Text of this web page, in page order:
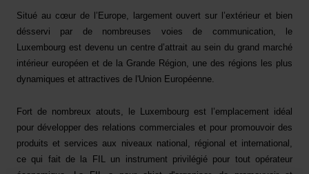
Situé au cœur de l’Europe, largement ouvert sur l’extérieur et bien
désservi par de nombreuses voies de communication, le
Luxembourg est devenu un centre d’attrait au sein du grand marché
intérieur européen et de la Grande Région, une des régions les plus
dynamiques et attractives de l'Union Européenne.
Fort de nombreux atouts, le Luxembourg est l’emplacement idéal
pour développer des relations commerciales et pour promouvoir des
produits et services aux niveaux national, régional et international,
ce qui fait de la FIL un instrument privilégié pour tout opérateur